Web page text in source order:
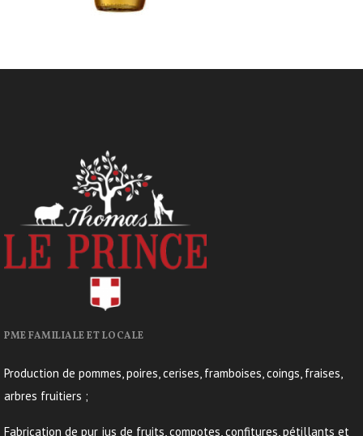
PME FAMILIALE ET LOCALE
Production de pommes, poires, cerises, framboises, coings, fraises,
arbres fruitiers ;
Fabrication de pur jus de fruits, compotes, confitures, pétillants et